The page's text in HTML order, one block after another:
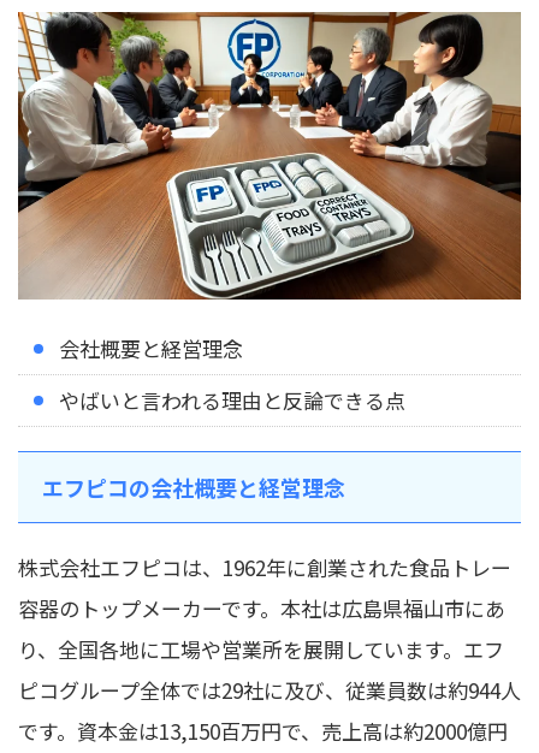
会社概要と経営理念
やばいと言われる理由と反論できる点
エフピコの会社概要と経営理念
株式会社エフピコは、1962年に創業された食品トレー
容器のトップメーカーです。本社は広島県福山市にあ
り、全国各地に工場や営業所を展開しています。エフ
ピコグループ全体では29社に及び、従業員数は約944人
です。資本金は13,150百万円で、売上高は約2000億円